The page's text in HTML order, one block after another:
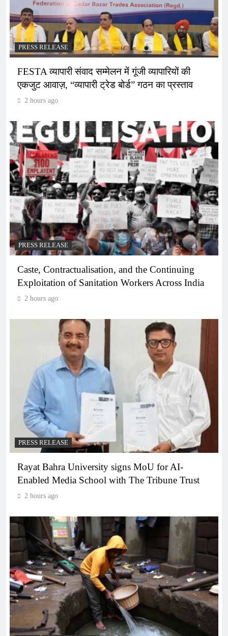
PRESS RELEASE
FESTA व्यापारी संवाद सम्मेलन में गूंजी व्यापारियों की
एकजुट आवाज़, “व्यापारी ट्रेड बोर्ड” गठन का प्रस्ताव
2 hours ago
PRESS RELEASE
Caste, Contractualisation, and the Continuing
Exploitation of Sanitation Workers Across India
2 hours ago
PRESS RELEASE
Rayat Bahra University signs MoU for AI-
Enabled Media School with The Tribune Trust
2 hours ago